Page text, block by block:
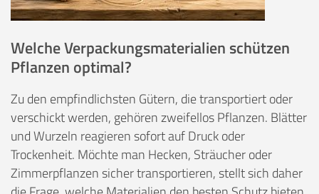
Welche Verpackungsmaterialien schützen
Pflanzen optimal?
Zu den empfindlichsten Gütern, die transportiert oder
verschickt werden, gehören zweifellos Pflanzen. Blätter
und Wurzeln reagieren sofort auf Druck oder
Trockenheit. Möchte man Hecken, Sträucher oder
Zimmerpflanzen sicher transportieren, stellt sich daher